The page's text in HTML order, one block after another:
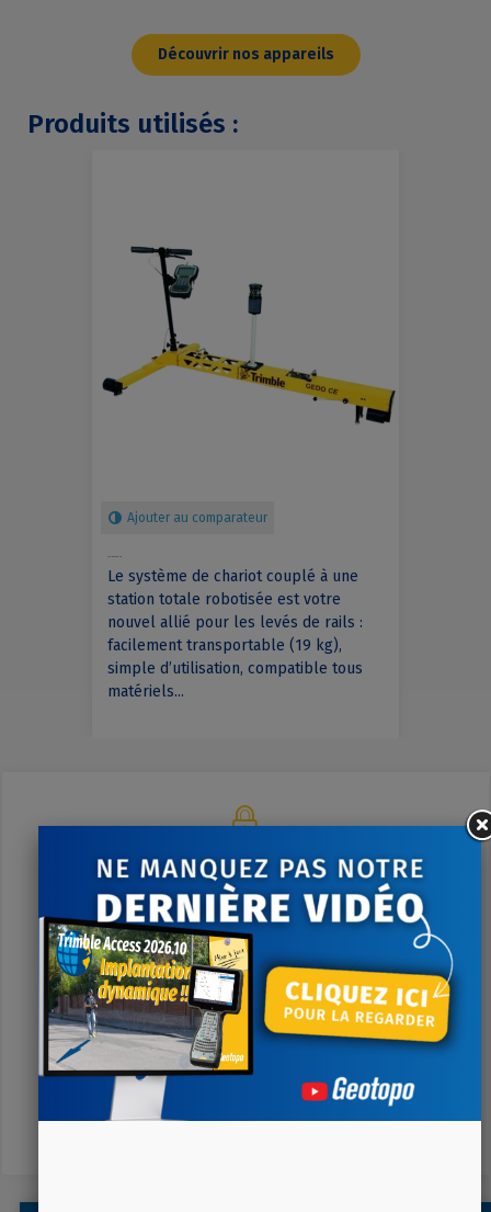
Découvrir nos appareils
Produits utilisés :
Ajouter au comparateur
Le système de chariot couplé à une
station totale robotisée est votre
nouvel allié pour les levés de rails :
facilement transportable (19 kg),
simple d’utilisation, compatible tous
matériels...
Paiement sécurisé
Nous utilisons le système 3D Secure
Livraison rapide
Livré le lendemain pour toute commande passée avant 14h
Contactez-nous
A votre écoute du lundi au vendredi